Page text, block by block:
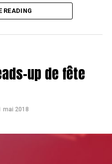
READING
up de fête
mai 2018